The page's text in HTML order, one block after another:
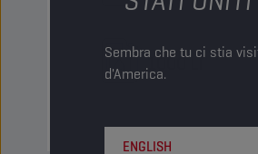
Sembra che tu ci stia
d'America.
ENGLISH
1000 LT